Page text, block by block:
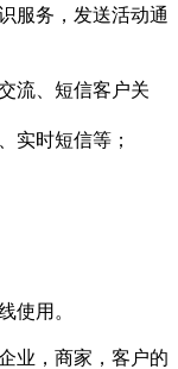
服务，发送活动通
流、短信客户关
实时短信等；
使用。
业，商家，客户的